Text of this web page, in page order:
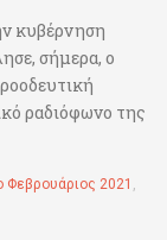
κυβέρνηση
σήμερα, ο
ραδιόφωνο της
Φεβρουάριος 2021 ,